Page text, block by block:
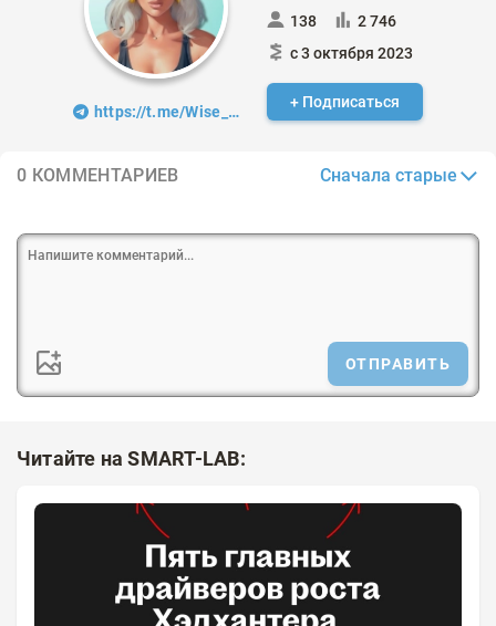
https://t.me/Wise_Olga
138
2 746
с 3 октября 2023
+ Подписаться
0 КОММЕНТАРИЕВ Сначала старые
ОТПРАВИТЬ
Читайте на SMART-LAB: